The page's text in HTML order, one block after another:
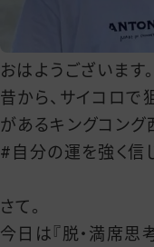
おはようございます。
昔から、サイコロで
があるキングコング
#自分の運を強く信
さて。
今日は『脱・満席思